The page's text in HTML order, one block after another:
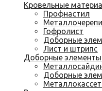
Кровельные
Профнастил
Гофролист
Доборные
Лист и штрипс
Доборные
Доборные